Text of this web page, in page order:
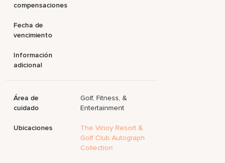
compensaciones
Fecha de
vencimiento
Información
adicional
Área de
cuidado
Golf, Fitness, &
Entertainment
Ubicaciones
The Vinoy Resort &
Golf Club Autograph
Collection